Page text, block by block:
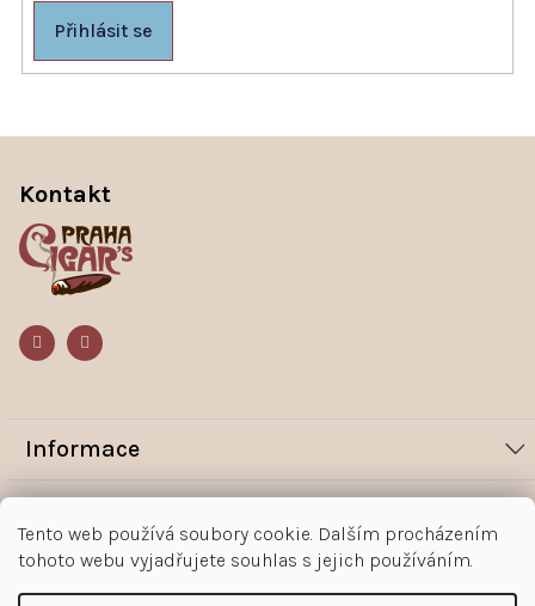
Tento web používá soubory cookie. Dalším procházením
tohoto webu vyjadřujete souhlas s jejich používáním.
Přihlásit se
Informace
Novinky
Magazín
Jak nakupovat
Kontakt
Kontakt